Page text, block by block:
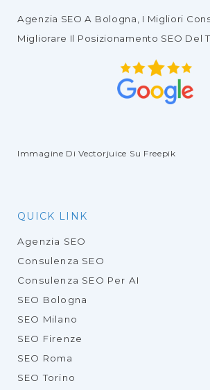
Agenzia SEO A Bologna, I Migliori
Migliorare Il Posizionamento SEO Del
Immagine Di Vectorjuice Su Freepik
QUICK LINK
Agenzia SEO
Consulenza SEO
Consulenza SEO Per AI
SEO Bologna
SEO Milano
SEO Firenze
SEO Roma
SEO Torino